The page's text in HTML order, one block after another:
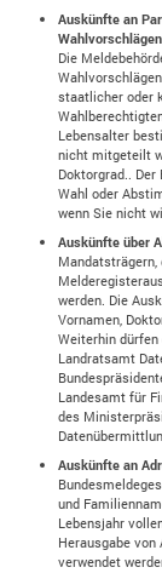
Auskünfte an
Die
staatlicher oder
Lebensalter
nicht mitgeteilt
Doktorgrad..
Wahl oder
wenn Sie nicht
Auskünfte über
Mandatsträgern,
werden. Die
Vornamen,
Weiterhin
Landratsamt
Landesamt für
des
Auskünfte an
und
Lebensjahr
Herausgabe
verwendet